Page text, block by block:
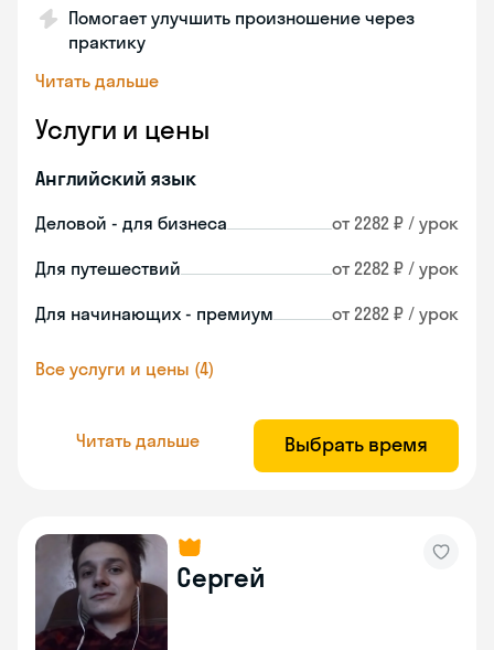
Помогает улучшить произношение через
практику
Читать дальше
Услуги и цены
Английский язык
Деловой - для бизнеса от 2282 ₽ / урок
Для путешествий от 2282 ₽ / урок
Для начинающих - премиум от 2282 ₽ / урок
Все услуги и цены (4)
Читать дальше Выбрать время
Сергей